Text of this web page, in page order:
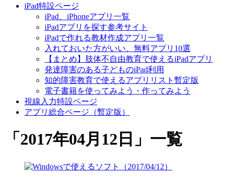
iPad特設ページ
iPad、iPhoneアプリ一覧
iPadアプリを探す参考サイト
iPadで作れる教材作成アプリ一覧
入れておいた方がいい、無料アプリ10選
【まとめ】肢体不自由教育で使えるiPadアプリ
発達障害のある子どものiPad利用
知的障害教育で使えるアプリリスト暫定版
電子書籍を使ってみよう・作ってみよう
視線入力特設ページ
アプリ総合ページ（暫定版）
「 2017年04月12日 」 一覧